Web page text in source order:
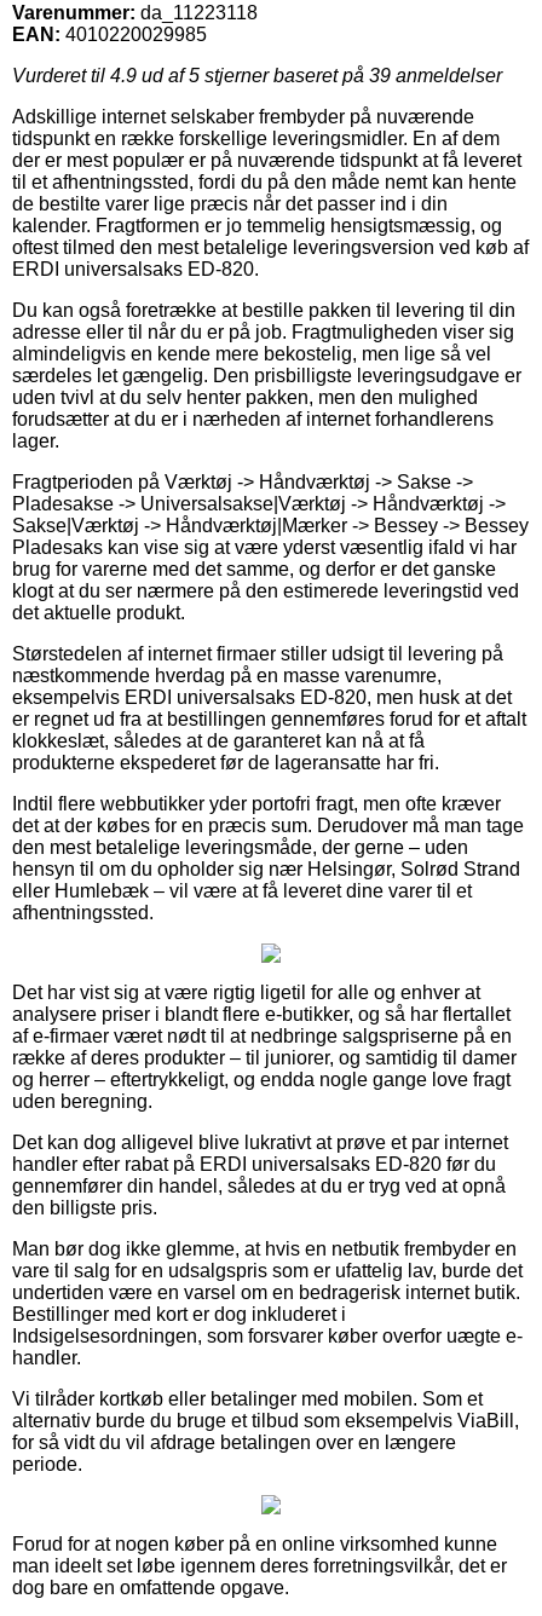
Varenummer: da_11223118
EAN: 4010220029985
Vurderet til 4.9 ud af 5 stjerner baseret på 39 anmeldelser
Adskillige internet selskaber frembyder på nuværende
tidspunkt en række forskellige leveringsmidler. En af dem
der er mest populær er på nuværende tidspunkt at få leveret
til et afhentningssted, fordi du på den måde nemt kan hente
de bestilte varer lige præcis når det passer ind i din
kalender. Fragtformen er jo temmelig hensigtsmæssig, og
oftest tilmed den mest betalelige leveringsversion ved køb af
ERDI universalsaks ED-820.
Du kan også foretrække at bestille pakken til levering til din
adresse eller til når du er på job. Fragtmuligheden viser sig
almindeligvis en kende mere bekostelig, men lige så vel
særdeles let gængelig. Den prisbilligste leveringsudgave er
uden tvivl at du selv henter pakken, men den mulighed
forudsætter at du er i nærheden af internet forhandlerens
lager.
Fragtperioden på Værktøj -> Håndværktøj -> Sakse ->
Pladesakse -> Universalsakse|Værktøj -> Håndværktøj ->
Sakse|Værktøj -> Håndværktøj|Mærker -> Bessey -> Bessey
Pladesaks kan vise sig at være yderst væsentlig ifald vi har
brug for varerne med det samme, og derfor er det ganske
klogt at du ser nærmere på den estimerede leveringstid ved
det aktuelle produkt.
Størstedelen af internet firmaer stiller udsigt til levering på
næstkommende hverdag på en masse varenumre,
eksempelvis ERDI universalsaks ED-820, men husk at det
er regnet ud fra at bestillingen gennemføres forud for et aftalt
klokkeslæt, således at de garanteret kan nå at få
produkterne ekspederet før de lageransatte har fri.
Indtil flere webbutikker yder portofri fragt, men ofte kræver
det at der købes for en præcis sum. Derudover må man tage
den mest betalelige leveringsmåde, der gerne – uden
hensyn til om du opholder sig nær Helsingør, Solrød Strand
eller Humlebæk – vil være at få leveret dine varer til et
afhentningssted.
Det har vist sig at være rigtig ligetil for alle og enhver at
analysere priser i blandt flere e-butikker, og så har flertallet
af e-firmaer været nødt til at nedbringe salgspriserne på en
række af deres produkter – til juniorer, og samtidig til damer
og herrer – eftertrykkeligt, og endda nogle gange love fragt
uden beregning.
Det kan dog alligevel blive lukrativt at prøve et par internet
handler efter rabat på ERDI universalsaks ED-820 før du
gennemfører din handel, således at du er tryg ved at opnå
den billigste pris.
Man bør dog ikke glemme, at hvis en netbutik frembyder en
vare til salg for en udsalgspris som er ufattelig lav, burde det
undertiden være en varsel om en bedragerisk internet butik.
Bestillinger med kort er dog inkluderet i
Indsigelsesordningen, som forsvarer køber overfor uægte e-
handler.
Vi tilråder kortkøb eller betalinger med mobilen. Som et
alternativ burde du bruge et tilbud som eksempelvis ViaBill,
for så vidt du vil afdrage betalingen over en længere
periode.
Forud for at nogen køber på en online virksomhed kunne
man ideelt set løbe igennem deres forretningsvilkår, det er
dog bare en omfattende opgave.